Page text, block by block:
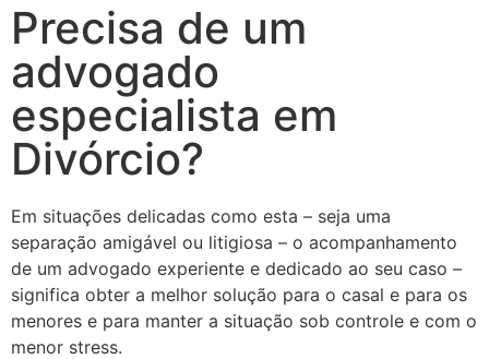
Precisa de um
advogado
especialista em
Divórcio?
Em situações delicadas como esta – seja uma
separação amigável ou litigiosa – o acompanhamento
de um advogado experiente e dedicado ao seu caso –
significa obter a melhor solução para o casal e para os
menores e para manter a situação sob controle e com o
menor stress.